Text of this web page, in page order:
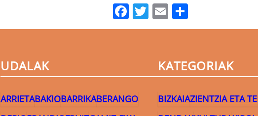
Facebook
Twitter
Email
UDALAK
ARRIETABAKIOBARRIKABERANGO
KATEGORIAK
BIZKAIAZIENTZIA ETA